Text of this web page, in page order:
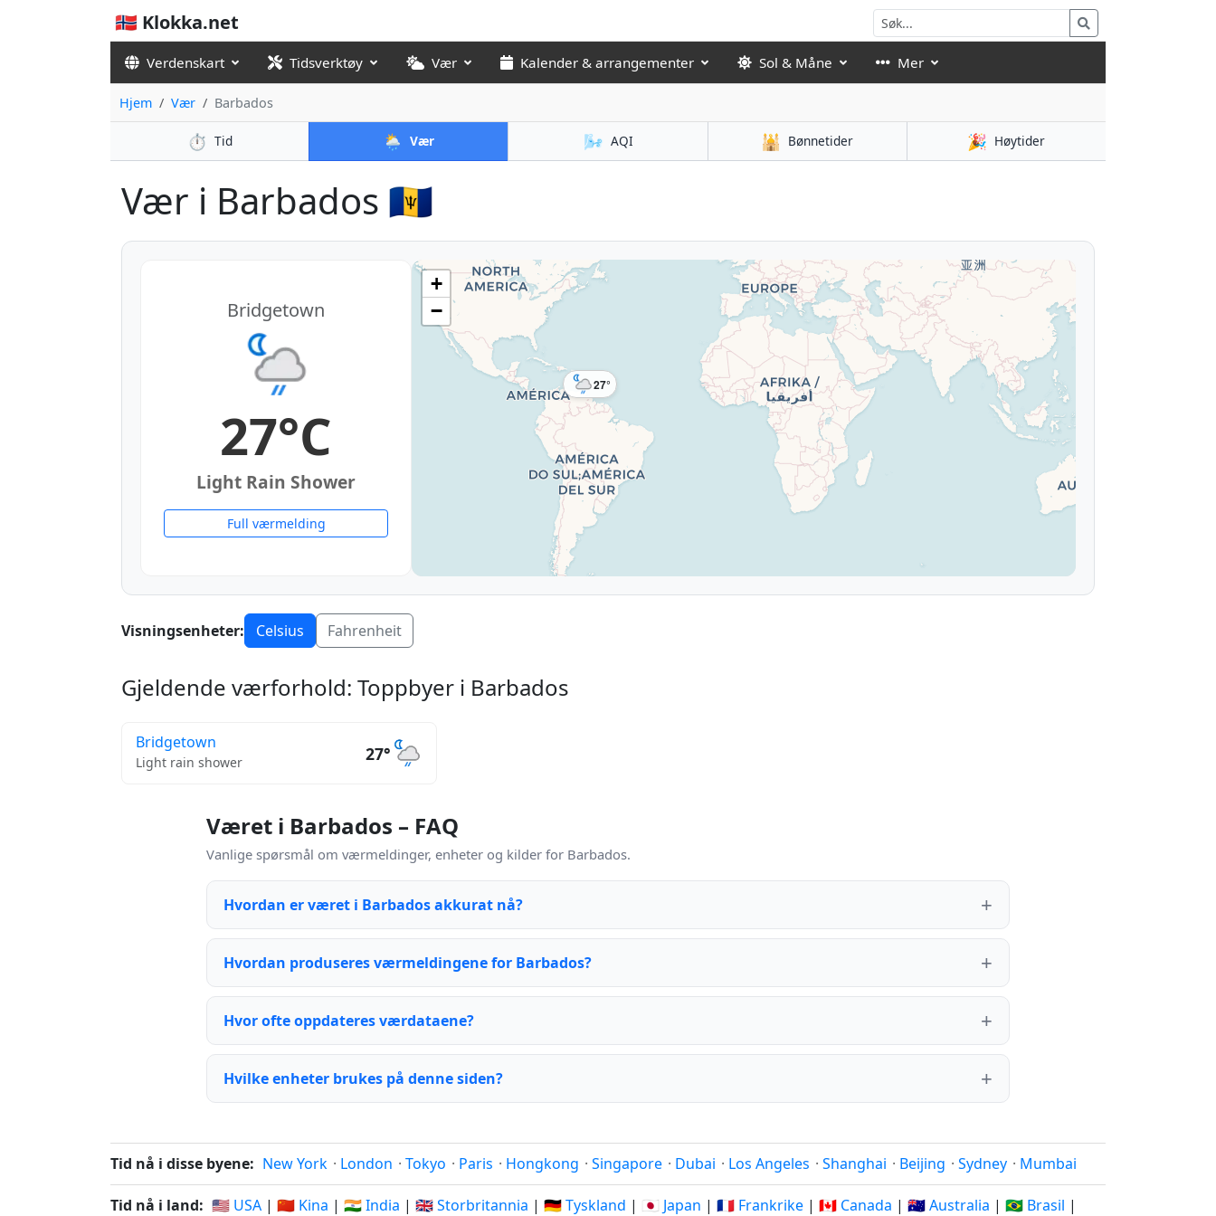
🇳🇴 Klokka.net
Verdenskart Tidsverktøy Vær Kalender & arrangementer Sol & Måne Mer
Hjem Vær Barbados
⏱️ Tid 🌦️ Vær 🌬️ AQI 🕌 Bønnetider 🎉 Høytider
Vær i Barbados 🇧🇧
Bridgetown
27°C
Light Rain Shower
Full værmelding
27°
+
−
Visningsenheter: Celsius Fahrenheit
Gjeldende værforhold: Toppbyer i Barbados
Bridgetown
Light rain shower 27°
Været i Barbados – FAQ
Vanlige spørsmål om værmeldinger, enheter og kilder for Barbados.
Hvordan er været i Barbados akkurat nå?
Hvordan produseres værmeldingene for Barbados?
Hvor ofte oppdateres værdataene?
Hvilke enheter brukes på denne siden?
Tid nå i disse byene: New York · London · Tokyo · Paris · Hongkong · Singapore · Dubai · Los Angeles · Shanghai · Beijing · Sydney · Mumbai
Tid nå i land: 🇺🇸 USA | 🇨🇳 Kina | 🇮🇳 India | 🇬🇧 Storbritannia | 🇩🇪 Tyskland | 🇯🇵 Japan | 🇫🇷 Frankrike | 🇨🇦 Canada | 🇦🇺 Australia | 🇧🇷 Brasil |